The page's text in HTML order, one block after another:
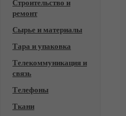
Строительство и
ремонт
Сырье и материалы
Тара и упаковка
Телекоммуникация и
связь
Телефоны
Ткани